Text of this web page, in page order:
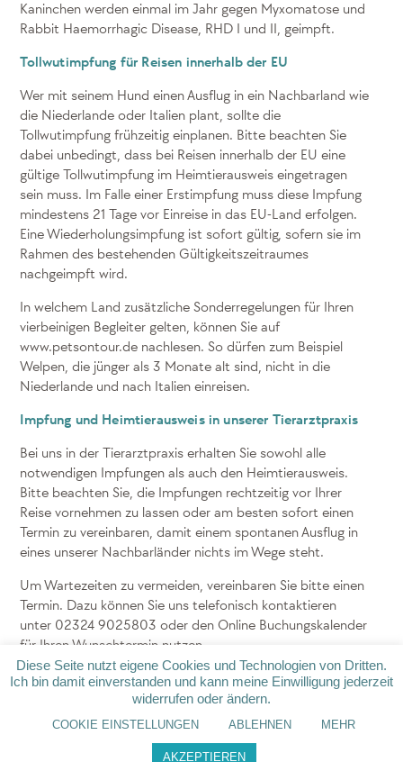
Kaninchen werden einmal im Jahr gegen Myxomatose und
Rabbit Haemorrhagic Disease, RHD I und II, geimpft.
Tollwutimpfung für Reisen innerhalb der EU
Wer mit seinem Hund einen Ausflug in ein Nachbarland wie
die Niederlande oder Italien plant, sollte die
Tollwutimpfung frühzeitig einplanen. Bitte beachten Sie
dabei unbedingt, dass bei Reisen innerhalb der EU eine
gültige Tollwutimpfung im Heimtierausweis eingetragen
sein muss. Im Falle einer Erstimpfung muss diese Impfung
mindestens 21 Tage vor Einreise in das EU-Land erfolgen.
Eine Wiederholungsimpfung ist sofort gültig, sofern sie im
Rahmen des bestehenden Gültigkeitszeitraumes
nachgeimpft wird.
In welchem Land zusätzliche Sonderregelungen für Ihren
vierbeinigen Begleiter gelten, können Sie auf
www.petsontour.de nachlesen. So dürfen zum Beispiel
Welpen, die jünger als 3 Monate alt sind, nicht in die
Niederlande und nach Italien einreisen.
Impfung und Heimtierausweis in unserer Tierarztpraxis
Bei uns in der Tierarztpraxis erhalten Sie sowohl alle
notwendigen Impfungen als auch den Heimtierausweis.
Bitte beachten Sie, die Impfungen rechtzeitig vor Ihrer
Reise vornehmen zu lassen oder am besten sofort einen
Termin zu vereinbaren, damit einem spontanen Ausflug in
eines unserer Nachbarländer nichts im Wege steht.
Um Wartezeiten zu vermeiden, vereinbaren Sie bitte einen
Termin. Dazu können Sie uns telefonisch kontaktieren
unter 02324 9025803 oder den Online Buchungskalender
für Ihren Wunschtermin nutzen.
Online Termin buchen
Diese Seite nutzt eigene Cookies und Technologien von Dritten.
Ich bin damit einverstanden und kann meine Einwilligung jederzeit